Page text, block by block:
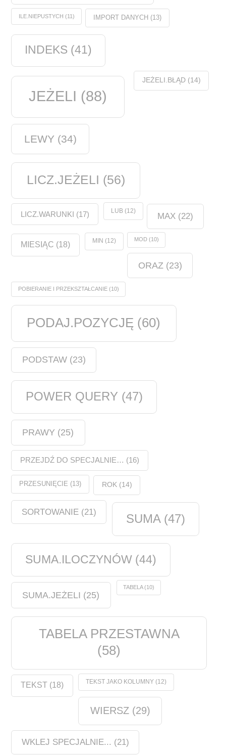
ILE.NIEPUSTYCH (11) IMPORT DANYCH (13)
INDEKS (41)
JEŻELI (88)
JEŻELI.BŁĄD(14)
LEWY (34)
LICZ.JEŻELI (56)
LICZ.WARUNKI (17) LUB(12)
MAX(22)
MIESIĄC (18) MIN (12) MOD(10)
ORAZ (23)
POBIERANIE I PRZEKSZTAŁCANIE(10)
PODAJ.POZYCJĘ (60)
PODSTAW(23)
POWER QUERY (47)
PRAWY (25)
PRZEJDŹ DO SPECJALNIE… (16)
PRZESUNIĘCIE (13) ROK(14)
SORTOWANIE(21) SUMA(47)
SUMA.ILOCZYNÓW (44)
SUMA.JEŻELI (25)
TABELA(10)
TABELA PRZESTAWNA
(58)
TEKST (18) TEKST JAKO KOLUMNY(12)
WIERSZ(29)
WKLEJ SPECJALNIE... (21)